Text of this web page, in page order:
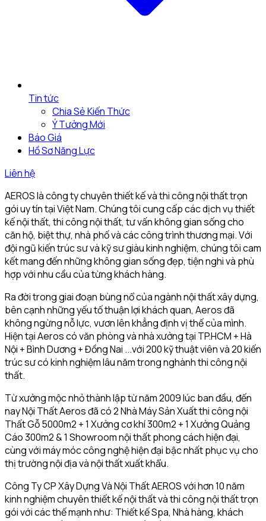
Tin tức
Chia Sẻ Kiến Thức
Ý Tưởng Mới
Báo Giá
Hồ Sơ Năng Lực
Liên hệ
AEROS là công ty chuyên thiết kế và thi công nội thất trọn
gói uy tín tại Việt Nam. Chúng tôi cung cấp các dịch vụ thiết
kế nội thất, thi công nội thất, tư vấn không gian sống cho
căn hộ, biệt thự, nhà phố và các công trình thương mại. Với
đội ngũ kiến trúc sư và kỹ sư giàu kinh nghiệm, chúng tôi cam
kết mang đến những không gian sống đẹp, tiện nghi và phù
hợp với nhu cầu của từng khách hàng.
Ra đời trong giai đoạn bùng nổ của ngành nội thất xây dựng,
bên cạnh những yếu tố thuận lợi khách quan, Aeros đã
không ngừng nỗ lực, vươn lên khẳng định vị thế của mình.
Hiện tại Aeros có văn phòng và nhà xưởng tại TP.HCM + Hà
Nội + Bình Dương + Đồng Nai ...với 200 kỹ thuật viên và 20 kiến
trúc sư có kinh nghiệm lâu năm trong nghành thi công nội
thất.
Từ xưởng mộc nhỏ thành lập từ năm 2009 lúc ban đầu, đến
nay Nội Thất Aeros đã có 2 Nhà Máy Sản Xuất thi công nội
Thất Gỗ 5000m2 + 1 Xưởng cơ khí 300m2 + 1 Xưởng Quảng
Cáo 300m2 & 1 Showroom nội thất phong cách hiện đại,
cùng với máy móc công nghệ hiện đại bậc nhất phục vụ cho
thị trường nội địa và nội thất xuất khẩu.
Công Ty CP Xây Dựng Và Nội Thất AEROS với hơn 10 năm
kinh nghiệm chuyên thiết kế nội thất và thi công nội thất trọn
gói với các thế mạnh như: Thiết kế Spa, Nhà hàng, khách